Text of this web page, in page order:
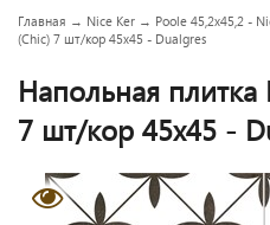
Главная → Nice Ker → Poole 45,2x45,2 -
(Chic) 7 шт/кор 45x45 - Dualgres
Напольная
7 шт/кор 45x45 -